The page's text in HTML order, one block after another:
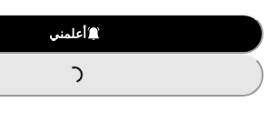
أعلمني
G
.